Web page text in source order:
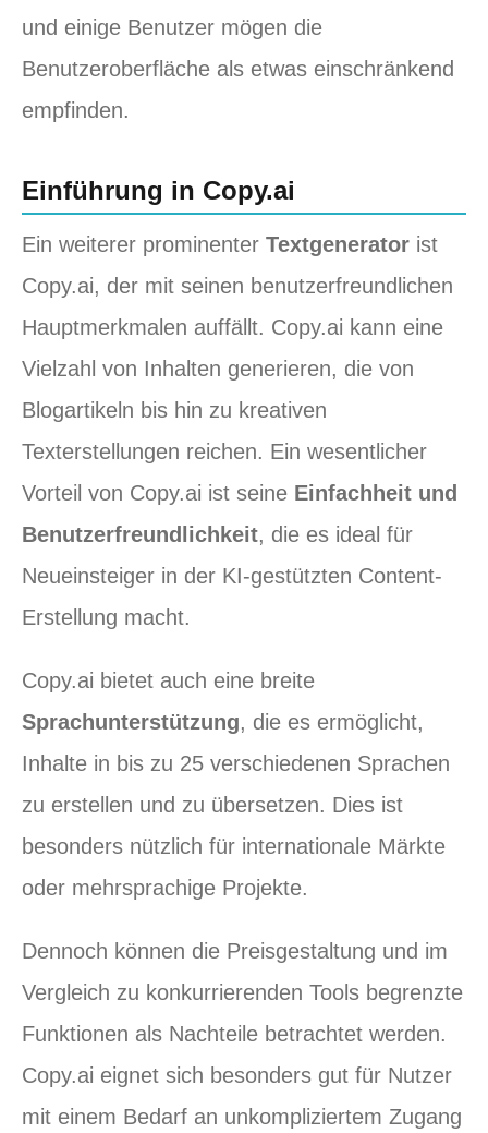
und einige Benutzer mögen die
Benutzeroberfläche als etwas einschränkend
empfinden.
Einführung in Copy.ai
Ein weiterer prominenter Textgenerator ist
Copy.ai, der mit seinen benutzerfreundlichen
Hauptmerkmalen auffällt. Copy.ai kann eine
Vielzahl von Inhalten generieren, die von
Blogartikeln bis hin zu kreativen
Texterstellungen reichen. Ein wesentlicher
Vorteil von Copy.ai ist seine Einfachheit und
Benutzerfreundlichkeit, die es ideal für
Neueinsteiger in der KI-gestützten Content-
Erstellung macht.
Copy.ai bietet auch eine breite
Sprachunterstützung, die es ermöglicht,
Inhalte in bis zu 25 verschiedenen Sprachen
zu erstellen und zu übersetzen. Dies ist
besonders nützlich für internationale Märkte
oder mehrsprachige Projekte.
Dennoch können die Preisgestaltung und im
Vergleich zu konkurrierenden Tools begrenzte
Funktionen als Nachteile betrachtet werden.
Copy.ai eignet sich besonders gut für Nutzer
mit einem Bedarf an unkompliziertem Zugang